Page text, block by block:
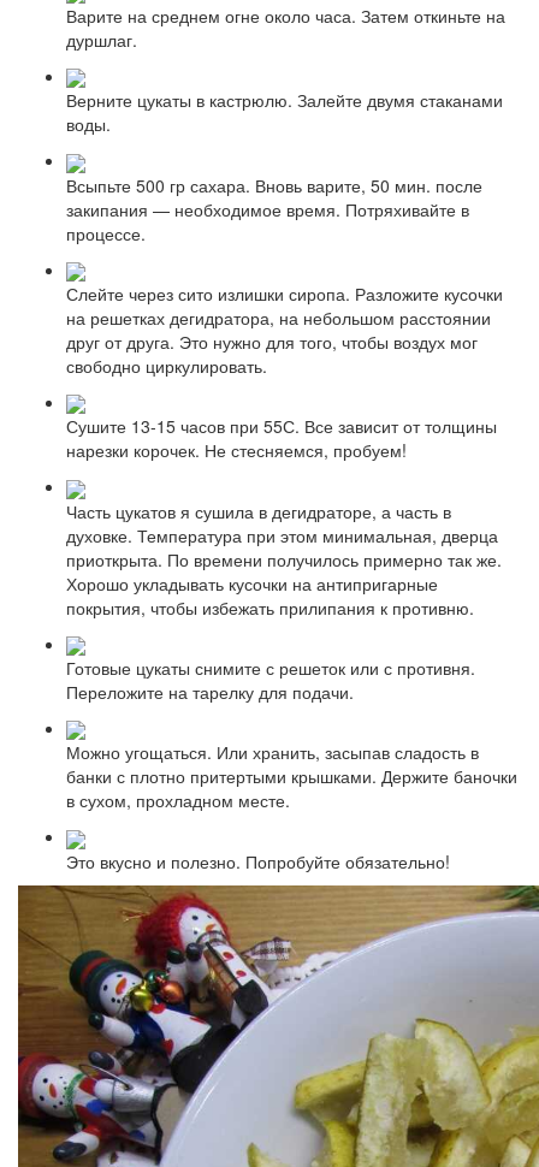
Варите на среднем огне около часа. Затем откиньте на
дуршлаг.
Верните цукаты в кастрюлю. Залейте двумя стаканами
воды.
Всыпьте 500 гр сахара. Вновь варите, 50 мин. после
закипания — необходимое время. Потряхивайте в
процессе.
Слейте через сито излишки сиропа. Разложите кусочки
на решетках дегидратора, на небольшом расстоянии
друг от друга. Это нужно для того, чтобы воздух мог
свободно циркулировать.
Сушите 13-15 часов при 55С. Все зависит от толщины
нарезки корочек. Не стесняемся, пробуем!
Часть цукатов я сушила в дегидраторе, а часть в
духовке. Температура при этом минимальная, дверца
приоткрыта. По времени получилось примерно так же.
Хорошо укладывать кусочки на антипригарные
покрытия, чтобы избежать прилипания к противню.
Готовые цукаты снимите с решеток или с противня.
Переложите на тарелку для подачи.
Можно угощаться. Или хранить, засыпав сладость в
банки с плотно притертыми крышками. Держите баночки
в сухом, прохладном месте.
Это вкусно и полезно. Попробуйте обязательно!